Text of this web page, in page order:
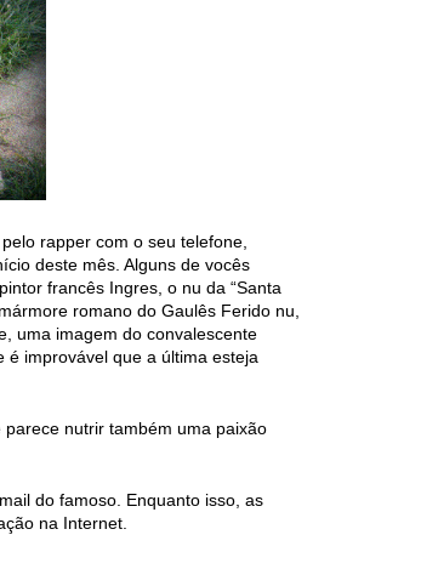
rapper com o seu telefone,
deste mês. Alguns de vocês
francês Ingres, o nu da “Santa
romano do Gaulês Ferido nu,
uma imagem do convalescente
improvável que a última esteja
nutrir também uma paixão
do famoso. Enquanto isso, as
na Internet.